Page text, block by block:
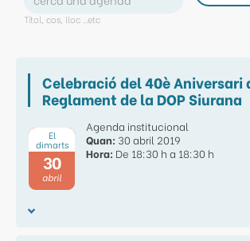
Títol, cos, lloc ...etc
Celebració del 40è Aniversari
Reglament de la DOP Siurana
El
dimarts
30
abril
Agenda institucional
Quan: 30 abril 2019
Hora: De 18:30 h a 18:30 h